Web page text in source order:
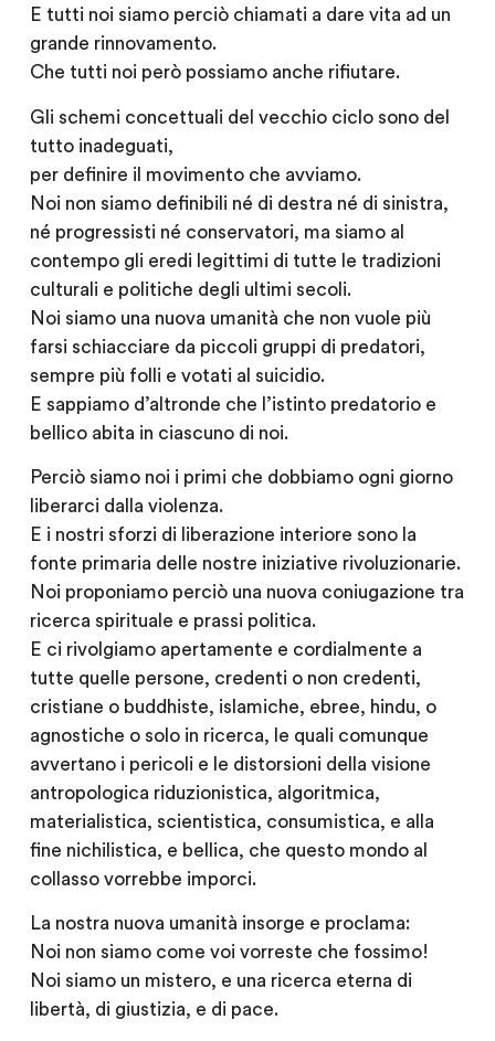
E tutti noi siamo perciò chiamati a dare vita ad un
grande rinnovamento.
Che tutti noi però possiamo anche rifiutare.
Gli schemi concettuali del vecchio ciclo sono del
tutto inadeguati,
per definire il movimento che avviamo.
Noi non siamo definibili né di destra né di sinistra,
né progressisti né conservatori, ma siamo al
contempo gli eredi legittimi di tutte le tradizioni
culturali e politiche degli ultimi secoli.
Noi siamo una nuova umanità che non vuole più
farsi schiacciare da piccoli gruppi di predatori,
sempre più folli e votati al suicidio.
E sappiamo d’altronde che l’istinto predatorio e
bellico abita in ciascuno di noi.
Perciò siamo noi i primi che dobbiamo ogni giorno
liberarci dalla violenza.
E i nostri sforzi di liberazione interiore sono la
fonte primaria delle nostre iniziative rivoluzionarie.
Noi proponiamo perciò una nuova coniugazione tra
ricerca spirituale e prassi politica.
E ci rivolgiamo apertamente e cordialmente a
tutte quelle persone, credenti o non credenti,
cristiane o buddhiste, islamiche, ebree, hindu, o
agnostiche o solo in ricerca, le quali comunque
avvertano i pericoli e le distorsioni della visione
antropologica riduzionistica, algoritmica,
materialistica, scientistica, consumistica, e alla
fine nichilistica, e bellica, che questo mondo al
collasso vorrebbe imporci.
La nostra nuova umanità insorge e proclama:
Noi non siamo come voi vorreste che fossimo!
Noi siamo un mistero, e una ricerca eterna di
libertà, di giustizia, e di pace.